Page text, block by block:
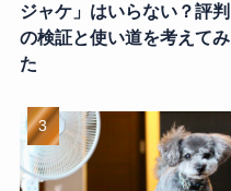
ジャケ」はいらない？評判
の検証と使い道を考えてみ
た